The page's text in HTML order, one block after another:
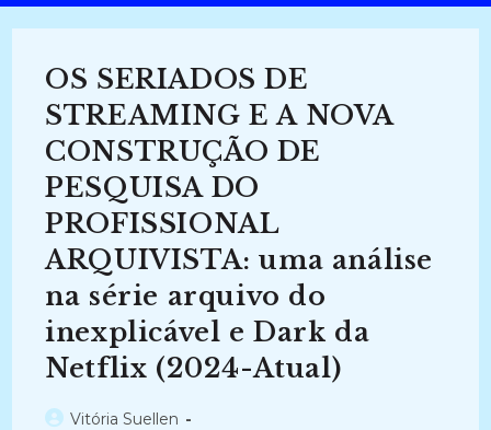
OS SERIADOS DE
STREAMING E A NOVA
CONSTRUÇÃO DE
PESQUISA DO
PROFISSIONAL
ARQUIVISTA: uma análise
na série arquivo do
inexplicável e Dark da
Netflix (2024-Atual)
AutorVitória Suellen